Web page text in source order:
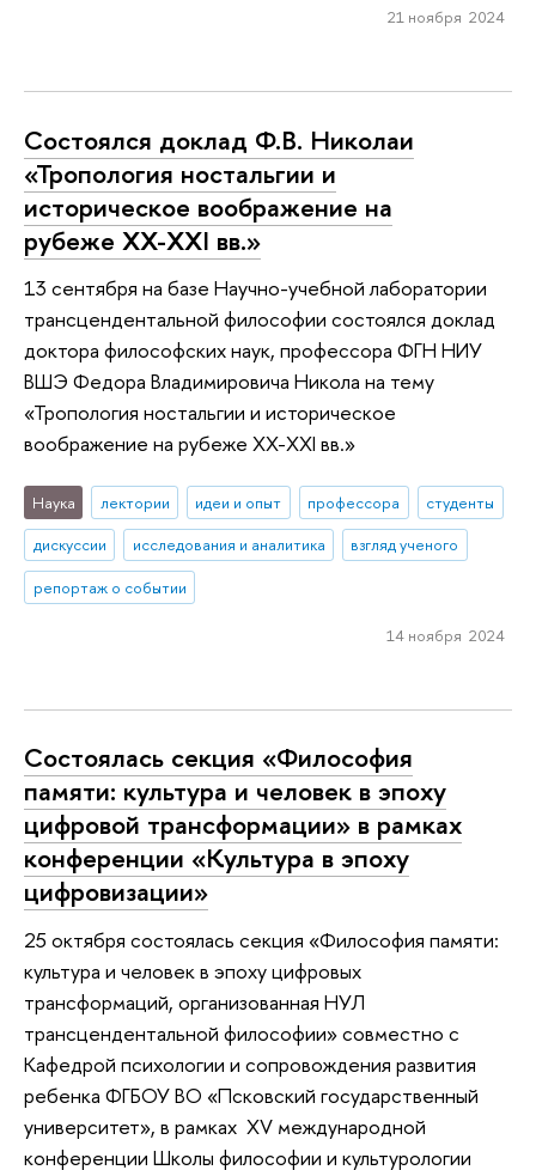
21 ноября 2024
Состоялся доклад Ф.В. Николаи
«Тропология ностальгии и
историческое воображение на
рубеже XX-XXI вв.»
13 сентября на базе Научно-учебной лаборатории
трансцендентальной философии состоялся доклад
доктора философских наук, профессора ФГН НИУ
ВШЭ Федора Владимировича Никола на тему
«Тропология ностальгии и историческое
воображение на рубеже XX-XXI вв.»
Наука лектории идеи и опыт профессора
студенты
дискуссии
исследования и аналитика
взгляд ученого
репортаж о событии
14 ноября 2024
Состоялась секция «Философия
памяти: культура и человек в эпоху
цифровой трансформации» в рамках
конференции «Культура в эпоху
цифровизации»
25 октября состоялась секция «Философия памяти:
культура и человек в эпоху цифровых
трансформаций, организованная НУЛ
трансцендентальной философии» совместно с
Кафедрой психологии и сопровождения развития
ребенка ФГБОУ ВО «Псковский государственный
университет», в рамках XV международной
конференции Школы философии и культурологии